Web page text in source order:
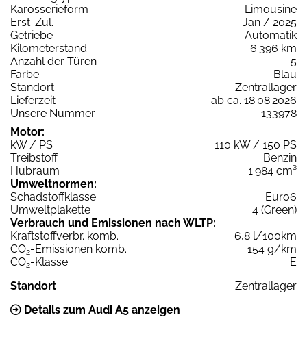
Karosserieform
Limousine
Erst-Zul.
Jan / 2025
Getriebe
Automatik
Kilometerstand
6.396 km
Anzahl der Türen
5
Farbe
Blau
Standort
Zentrallager
Lieferzeit
ab ca. 18.08.2026
Unsere Nummer
133978
Motor:
kW / PS
110 kW / 150 PS
Treibstoff
Benzin
Hubraum
1.984 cm³
Umweltnormen:
Schadstoffklasse
Euro6
Umweltplakette
4 (Green)
Verbrauch und Emissionen nach WLTP:
Kraftstoffverbr. komb.
6,8 l/100km
CO2-Emissionen komb.
154 g/km
CO2-Klasse
E
Standort
Zentrallager
Details zum Audi A5 anzeigen